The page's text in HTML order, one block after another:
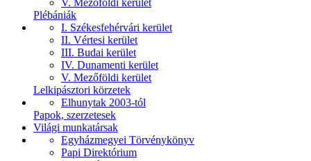
V. Mezőföldi kerület
Plébániák
I. Székesfehérvári kerület
II. Vértesi kerület
III. Budai kerület
IV. Dunamenti kerület
V. Mezőföldi kerület
Lelkipásztori körzetek
Elhunytak 2003-tól
Papok, szerzetesek
Világi munkatársak
Egyházmegyei Törvénykönyv
Papi Direktórium